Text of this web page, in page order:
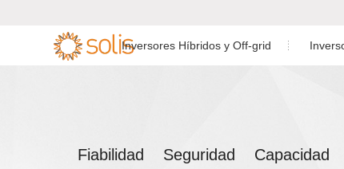
Inversores Híbridos y Off-grid
Inversor de Almacenamiento
Inversor
Fiabilidad Seguridad Capacidad